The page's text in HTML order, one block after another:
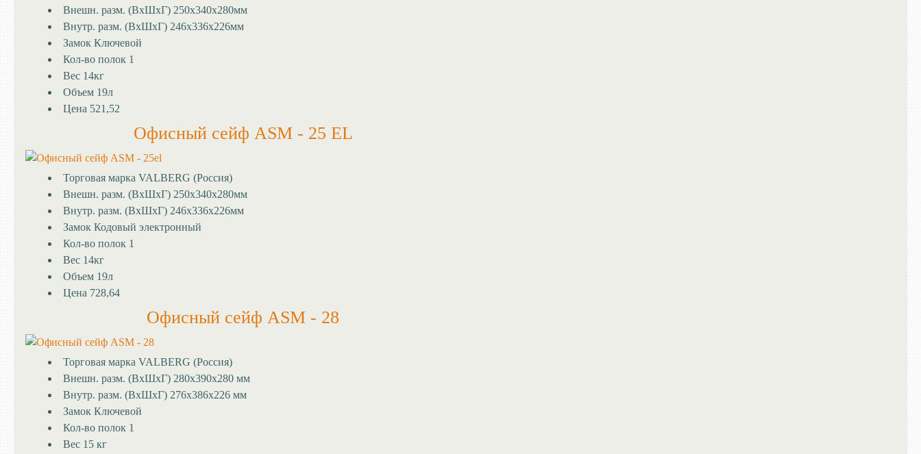
Внешн. разм. (ВхШхГ) 250x340x280мм
Внутр. разм. (ВхШхГ) 246х336х226мм
Замок Ключевой
Кол-во полок 1
Вес 14кг
Объем 19л
Цена 521,52
Офисный сейф ASM - 25 EL
Торговая марка VALBERG (Россия)
Внешн. разм. (ВхШхГ) 250x340x280мм
Внутр. разм. (ВхШхГ) 246х336х226мм
Замок Кодовый электронный
Кол-во полок 1
Вес 14кг
Объем 19л
Цена 728,64
Офисный сейф ASM - 28
Торговая марка VALBERG (Россия)
Внешн. разм. (ВхШхГ) 280х390х280 мм
Внутр. разм. (ВхШхГ) 276х386х226 мм
Замок Ключевой
Кол-во полок 1
Вес 15 кг